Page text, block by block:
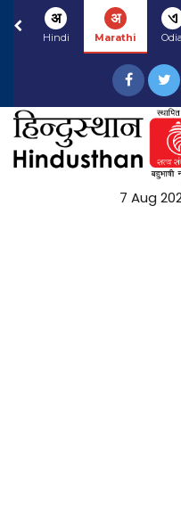
अ
Hindi
अ
Marathi
ଏ
Odia
7 Aug